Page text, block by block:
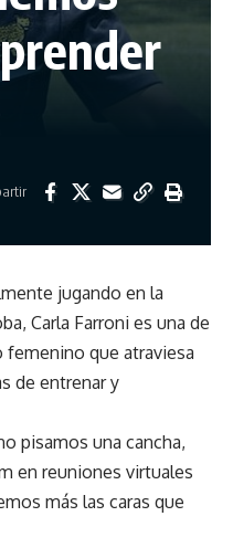
jugando en la
Carla Farroni es una de
femenino que atraviesa
de entrenar y
pisamos una cancha,
en reuniones virtuales
más las caras que